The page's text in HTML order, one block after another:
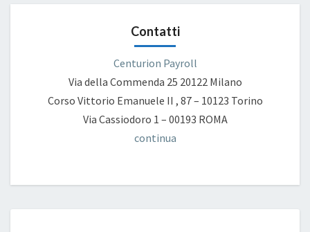
Contatti
Centurion Payroll
Via della Commenda 25 20122 Milano
Corso Vittorio Emanuele II , 87 – 10123 Torino
Via Cassiodoro 1 – 00193 ROMA
continua